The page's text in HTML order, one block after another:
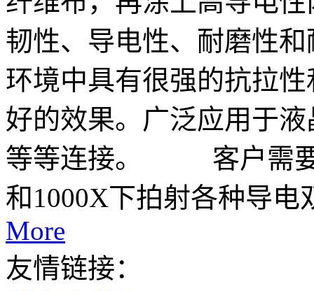
韧性、导电性、耐磨性
环境中具有很强的抗拉
好的效果。广泛应用于
等等连接。 客户需要
和1000X下拍射各种导电
More
友情链接：